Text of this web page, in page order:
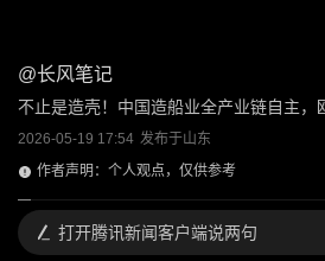
@长风笔记
不止是造壳！中国造船业全产业链自主，
2026-05-19 17:54 发布于山东
作者声明：个人观点，仅供参考
打开腾讯新闻客户端说两句